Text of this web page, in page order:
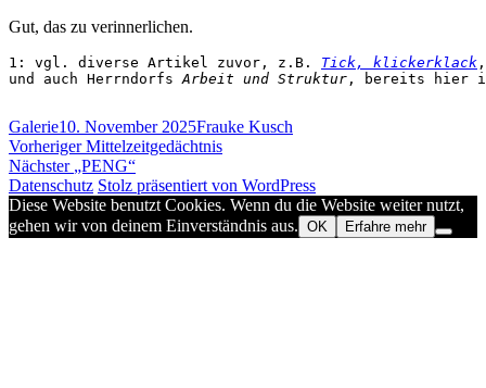
Gut, das zu verinnerlichen.
1: vgl. diverse Artikel zuvor, z.B. Tick, klickerklack
und auch Herrndorfs Arbeit und Struktur , bereits hier
Format
GalerieVeröffentlicht
am
10. November 2025Autor
Frauke Kusch
Beitragsnavigation
Vorheriger Vorheriger
Beitrag:
Mittelzeitgedächtnis
Nächster
Nächster
Beitrag:
„PENG“
Datenschutz Stolz präsentiert von WordPress
Diese Website benutzt Cookies. Wenn du die Website weiter nutzt,
gehen wir von deinem Einverständnis aus. OK Erfahre mehr